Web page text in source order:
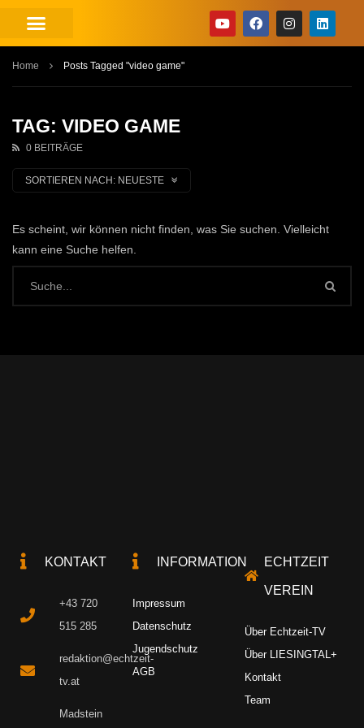
Home Posts Tagged "video game"
TAG: VIDEO GAME
0 BEITRÄGE
SORTIEREN NACH: NEUESTE
Es scheint, wir können nicht finden, was Sie suchen. Vielleicht
kann eine Suche helfen.
KONTAKT
+43 720
515 285
redaktion@echtzeit-
tv.at
Madstein
INFORMATION
Impressum
Datenschutz
Jugendschutz
AGB
ECHTZEIT
VEREIN
Über Echtzeit-TV
Über LIESINGTAL+
Kontakt
Team